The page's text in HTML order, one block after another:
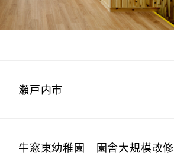
瀬戸内市
牛窓東幼稚園 園舎大規模改修